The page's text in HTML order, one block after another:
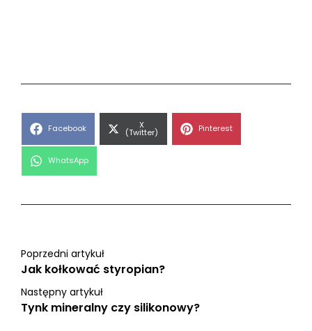
Share
Facebook Share
on
X
(Twitter) Share
Pinterest
Share
WhatsApp
Poprzedni artykuł
Jak kołkować styropian?
Następny artykuł
Tynk mineralny czy silikonowy?